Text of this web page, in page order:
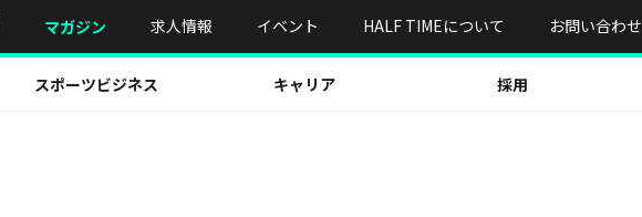
マガジン 求人情報 イベント HALF TIMEについて お問い合わせ
スポーツビジネス キャリア 採用